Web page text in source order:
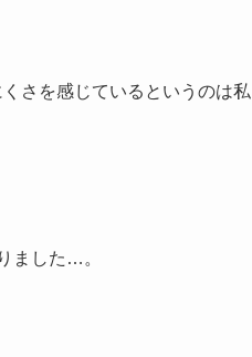
くさを感じているというのは私
ました…。